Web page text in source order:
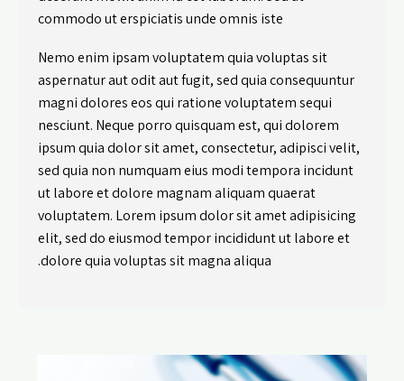
commodo ut erspiciatis unde omnis iste
Nemo enim ipsam voluptatem quia voluptas sit
aspernatur aut odit aut fugit, sed quia consequuntur
magni dolores eos qui ratione voluptatem sequi
nesciunt. Neque porro quisquam est, qui dolorem
ipsum quia dolor sit amet, consectetur, adipisci velit,
sed quia non numquam eius modi tempora incidunt
ut labore et dolore magnam aliquam quaerat
voluptatem. Lorem ipsum dolor sit amet adipisicing
elit, sed do eiusmod tempor incididunt ut labore et
dolore quia voluptas sit magna aliqua.